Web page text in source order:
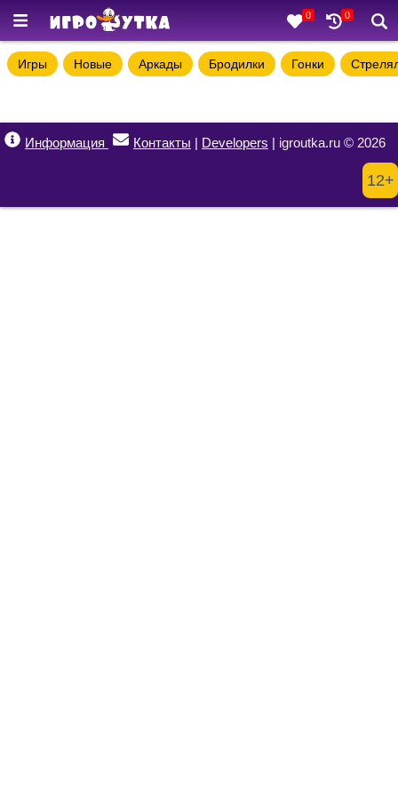
0 0
Игры Новые Аркады Бродилки Гонки
Информация Контакты | Developers | igroutka.ru © 2026
12+